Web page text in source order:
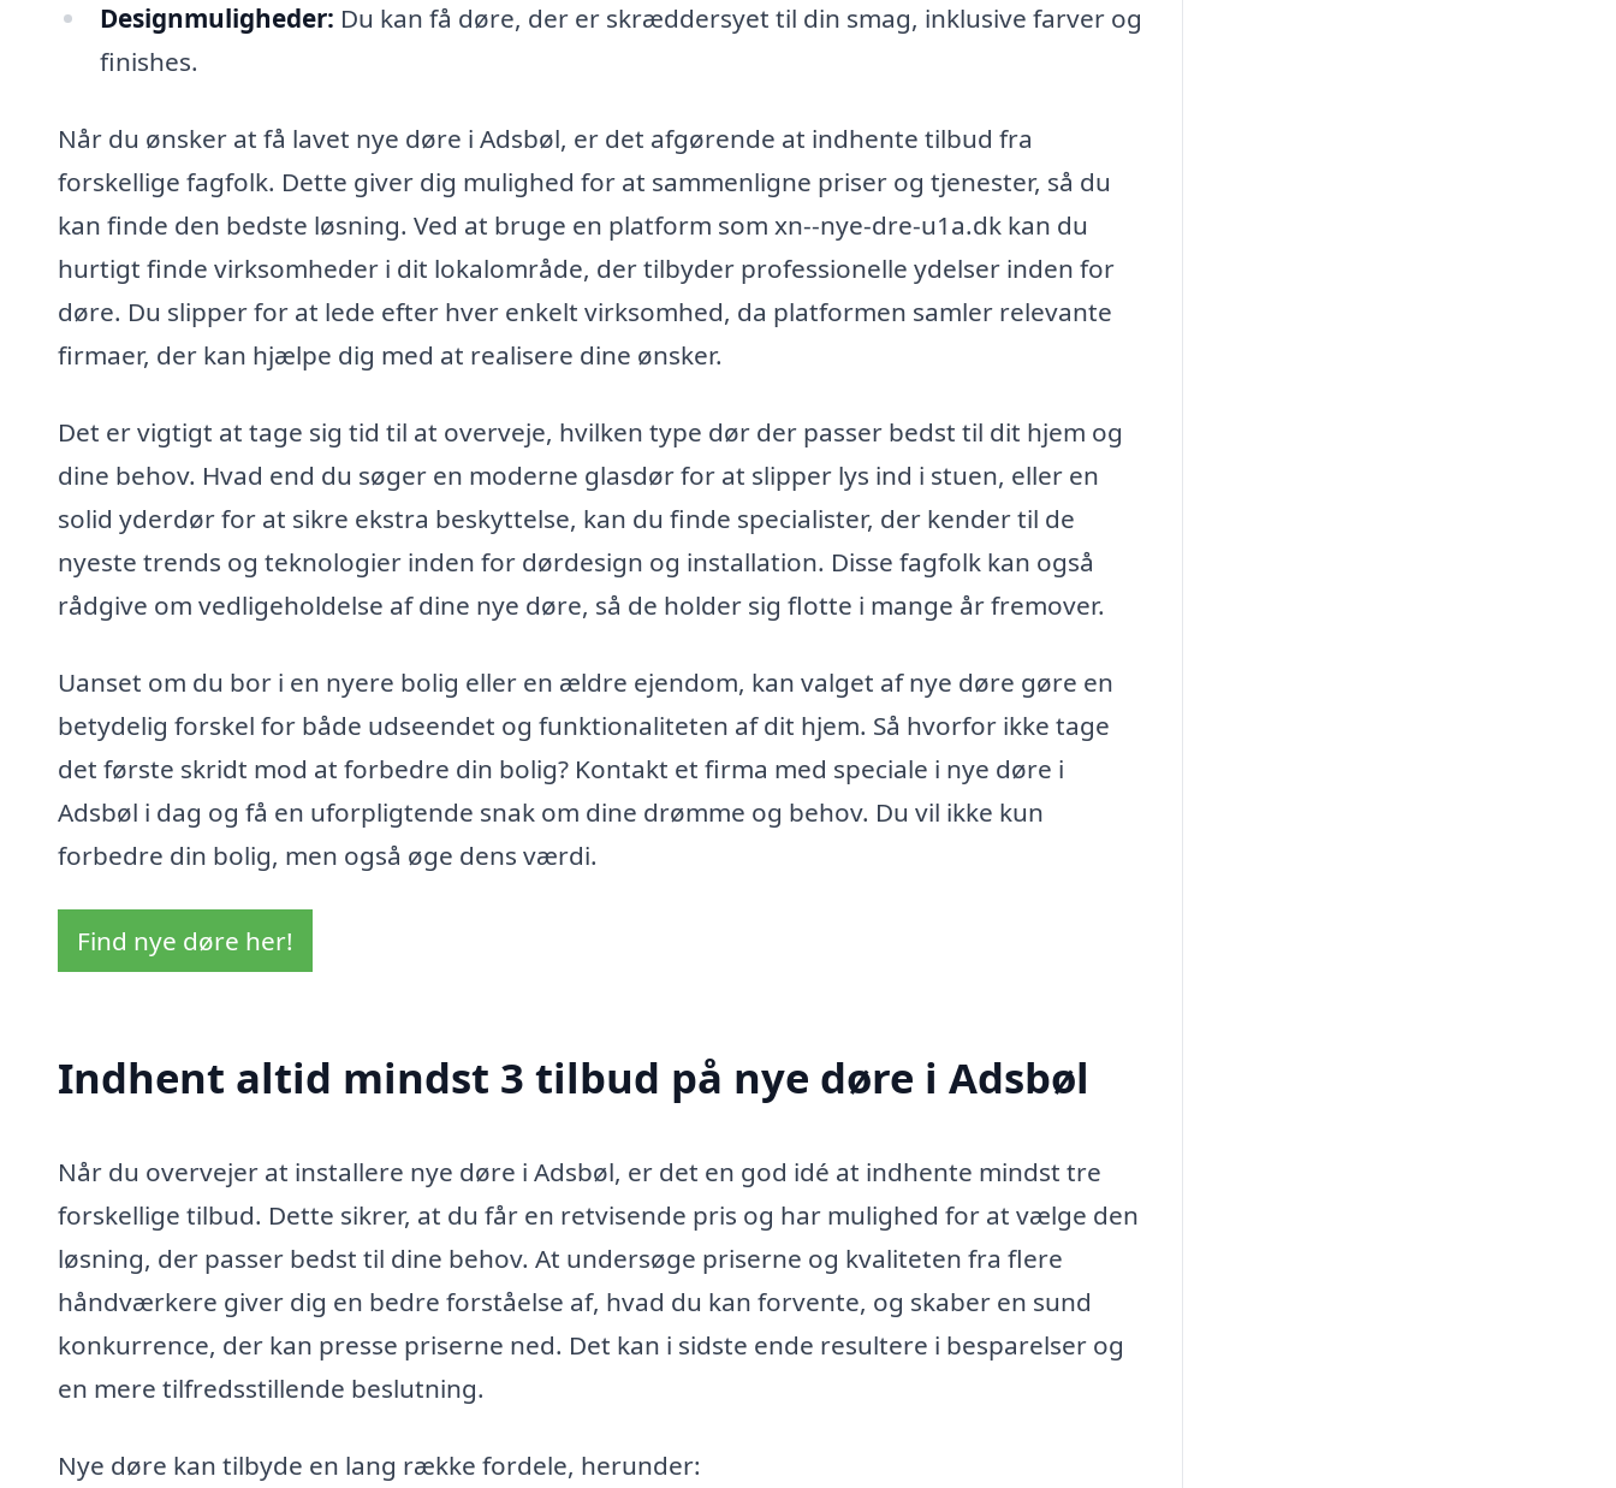
Designmuligheder: Du kan få døre, der er skræddersyet til din smag, inklusive farver og
finishes.
Når du ønsker at få lavet nye døre i Adsbøl, er det afgørende at indhente tilbud fra
forskellige fagfolk. Dette giver dig mulighed for at sammenligne priser og tjenester, så du
kan finde den bedste løsning. Ved at bruge en platform som xn--nye-dre-u1a.dk kan du
hurtigt finde virksomheder i dit lokalområde, der tilbyder professionelle ydelser inden for
døre. Du slipper for at lede efter hver enkelt virksomhed, da platformen samler relevante
firmaer, der kan hjælpe dig med at realisere dine ønsker.
Det er vigtigt at tage sig tid til at overveje, hvilken type dør der passer bedst til dit hjem og
dine behov. Hvad end du søger en moderne glasdør for at slipper lys ind i stuen, eller en
solid yderdør for at sikre ekstra beskyttelse, kan du finde specialister, der kender til de
nyeste trends og teknologier inden for dørdesign og installation. Disse fagfolk kan også
rådgive om vedligeholdelse af dine nye døre, så de holder sig flotte i mange år fremover.
Uanset om du bor i en nyere bolig eller en ældre ejendom, kan valget af nye døre gøre en
betydelig forskel for både udseendet og funktionaliteten af dit hjem. Så hvorfor ikke tage
det første skridt mod at forbedre din bolig? Kontakt et firma med speciale i nye døre i
Adsbøl i dag og få en uforpligtende snak om dine drømme og behov. Du vil ikke kun
forbedre din bolig, men også øge dens værdi.
Find nye døre her!
Indhent altid mindst 3 tilbud på nye døre i Adsbøl
Når du overvejer at installere nye døre i Adsbøl, er det en god idé at indhente mindst tre
forskellige tilbud. Dette sikrer, at du får en retvisende pris og har mulighed for at vælge den
løsning, der passer bedst til dine behov. At undersøge priserne og kvaliteten fra flere
håndværkere giver dig en bedre forståelse af, hvad du kan forvente, og skaber en sund
konkurrence, der kan presse priserne ned. Det kan i sidste ende resultere i besparelser og
en mere tilfredsstillende beslutning.
Nye døre kan tilbyde en lang række fordele, herunder: